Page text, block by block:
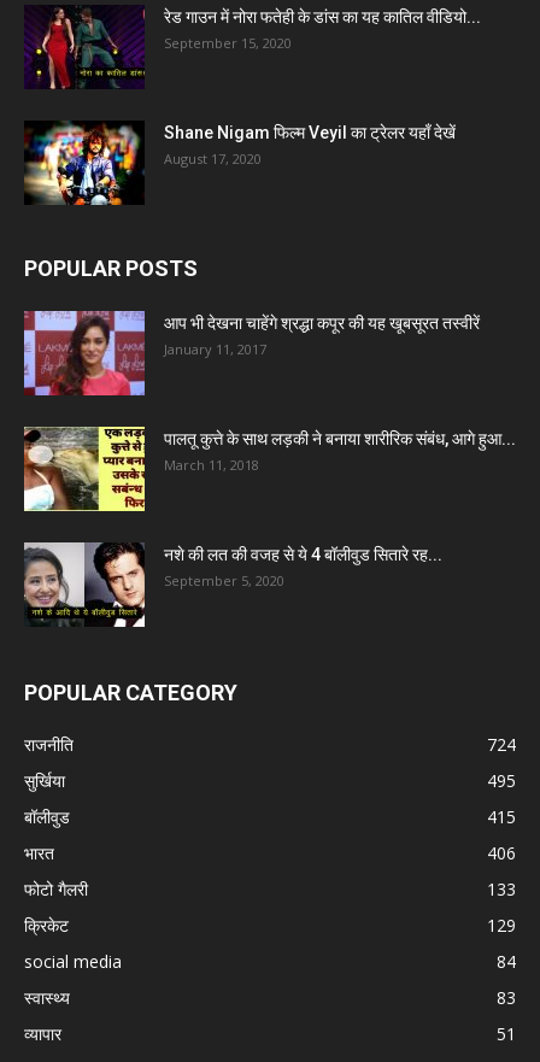
रेड गाउन में नोरा फतेही के डांस का यह कातिल वीडियो...
September 15, 2020
Shane Nigam फिल्म Veyil का ट्रेलर यहाँ देखें
August 17, 2020
POPULAR POSTS
आप भी देखना चाहेंगे श्रद्धा कपूर की यह खूबसूरत तस्वीरें
January 11, 2017
पालतू कुत्ते के साथ लड़की ने बनाया शारीरिक संबंध, आगे हुआ...
March 11, 2018
नशे की लत की वजह से ये 4 बॉलीवुड सितारे रह...
September 5, 2020
POPULAR CATEGORY
राजनीति
724
सुर्खिया
495
बॉलीवुड
415
भारत
406
फोटो गैलरी
133
क्रिकेट
129
social media
84
स्वास्थ्य
83
व्यापार
51